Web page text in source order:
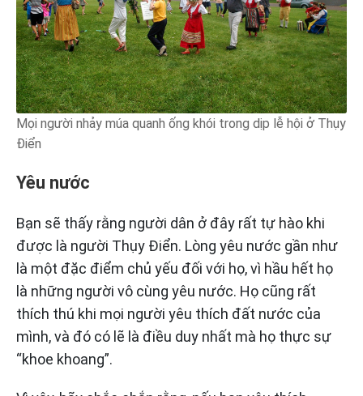
Mọi người nhảy múa quanh ống khói trong dịp lễ hội ở Thụy
Điển
Yêu nước
Bạn sẽ thấy rằng người dân ở đây rất tự hào khi
được là người Thụy Điển. Lòng yêu nước gần như
là một đặc điểm chủ yếu đối với họ, vì hầu hết họ
là những người vô cùng yêu nước. Họ cũng rất
thích thú khi mọi người yêu thích đất nước của
mình, và đó có lẽ là điều duy nhất mà họ thực sự
“khoe khoang”.